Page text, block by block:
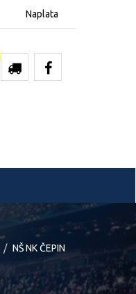
Naplata
NŠ NK ČEPIN